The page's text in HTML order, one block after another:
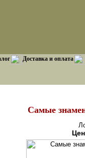
Доставка и оплата
Самые